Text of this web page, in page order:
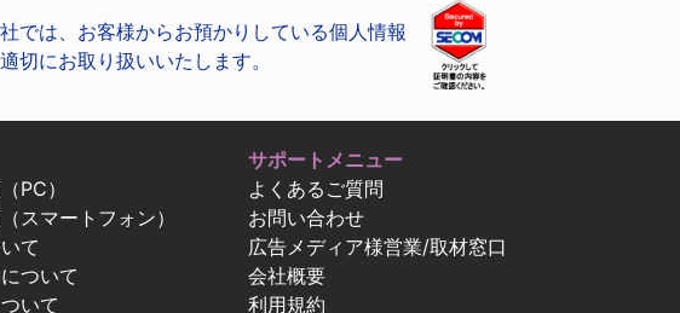
では、お客様からお預かりしている個人情報
切にお取り扱いいたします。
PC）
スマートフォン）
て
ついて
いて
サポートメニュー
よくあるご質問
お問い合わせ
広告メディア様営業/取材窓口
会社概要
利用規約